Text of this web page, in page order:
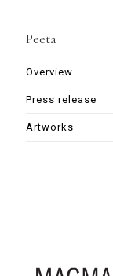
Peeta
Overview
Press release
Artworks